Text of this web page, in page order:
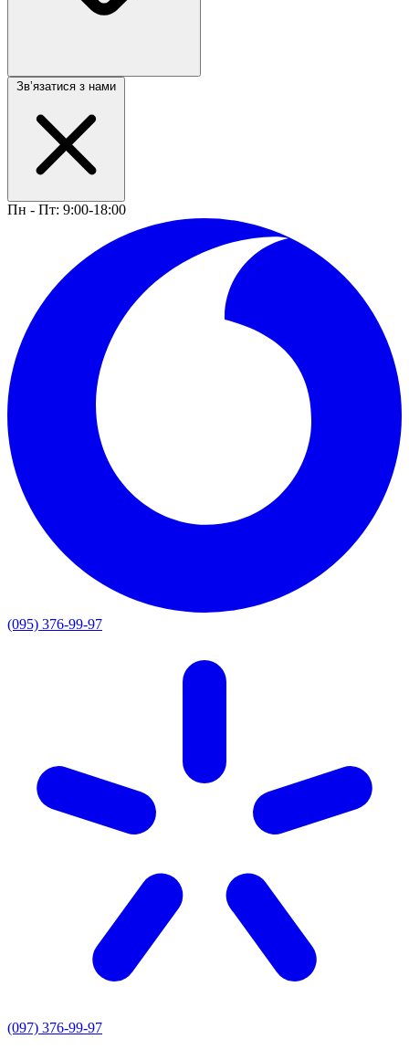
Звʼязатися з нами
Пн - Пт: 9:00-18:00
(095) 376-99-97
(097) 376-99-97